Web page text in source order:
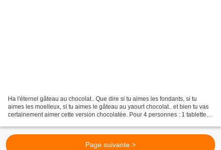
Ha l'éternel gâteau au chocolat.. Que dire si tu aimes les fondants, si tu
aimes les moelleux, si tu aimes le gâteau au yaourt chocolat.. et bien tu vas
certainement aimer cette version chocolatée. Pour 4 personnes : 1 tablette
Page suivante >